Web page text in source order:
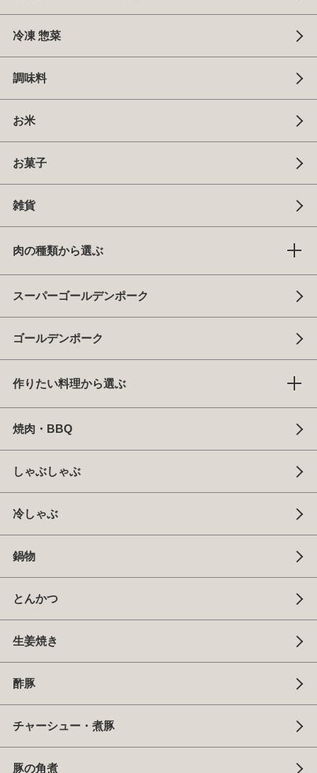
冷凍 惣菜
調味料
お米
お菓子
雑貨
肉の種類から選ぶ
スーパーゴールデンポーク
ゴールデンポーク
作りたい料理から選ぶ
焼肉・BBQ
しゃぶしゃぶ
冷しゃぶ
鍋物
とんかつ
生姜焼き
酢豚
チャーシュー・煮豚
豚の角煮